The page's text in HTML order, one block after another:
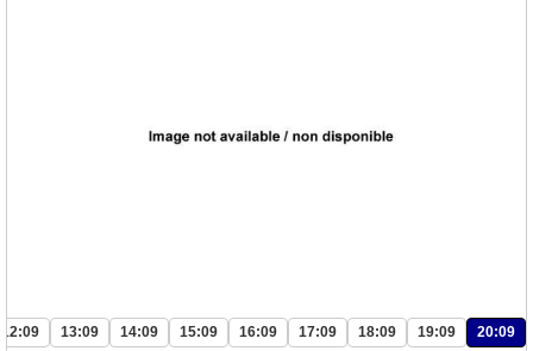
12:09 13:09 14:09 15:09 16:09 17:09 18:09 19:09 20:09